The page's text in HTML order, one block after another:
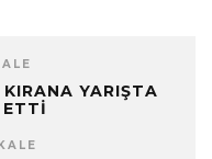
YARIŞTA
ETTI